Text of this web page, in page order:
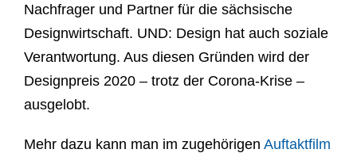
Nachfrager und Partner für die sächsische
Designwirtschaft. UND: Design hat auch soziale
Verantwortung. Aus diesen Gründen wird der
Designpreis 2020 – trotz der Corona-Krise –
ausgelobt.
Mehr dazu kann man im zugehörigen Auftaktfilm